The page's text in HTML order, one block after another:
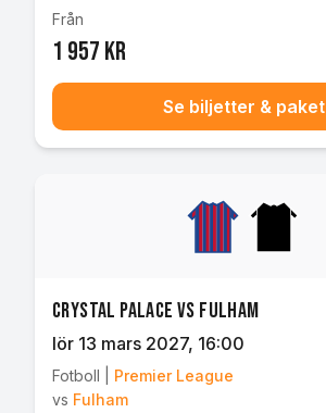
Från
1 957 kr
Se biljetter & paket
Crystal Palace vs Fulham
lör 13 mars 2027, 16:00
Fotboll
Premier League
vs Fulham